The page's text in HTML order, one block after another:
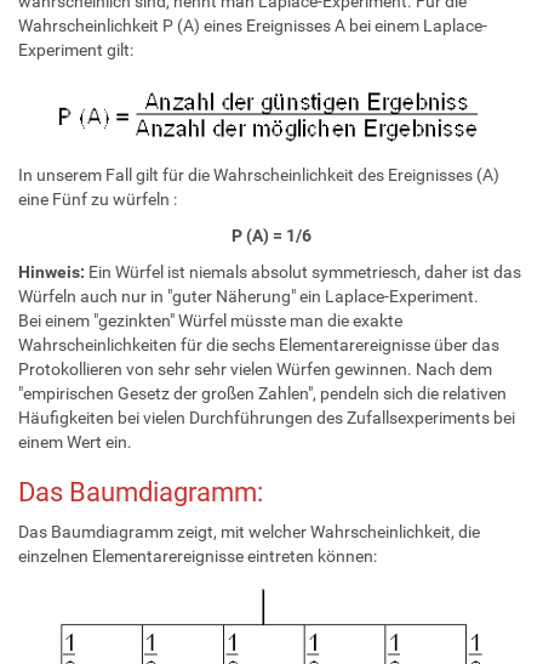
Wahrscheinlichkeit P (A) eines Ereignisses A bei einem Laplace-
Experiment gilt:
In unserem Fall gilt für die Wahrscheinlichkeit des Ereignisses (A)
eine Fünf zu würfeln :
P (A) = 1/6
Hinweis: Ein Würfel ist niemals absolut symmetriesch, daher ist das
Würfeln auch nur in "guter Näherung" ein Laplace-Experiment.
Bei einem "gezinkten" Würfel müsste man die exakte
Wahrscheinlichkeiten für die sechs Elementarereignisse über das
Protokollieren von sehr sehr vielen Würfen gewinnen. Nach dem
"empirischen Gesetz der großen Zahlen", pendeln sich die relativen
Häufigkeiten bei vielen Durchführungen des Zufallsexperiments bei
einem Wert ein.
Das Baumdiagramm:
Das Baumdiagramm zeigt, mit welcher Wahrscheinlichkeit, die
einzelnen Elementarereignisse eintreten können: